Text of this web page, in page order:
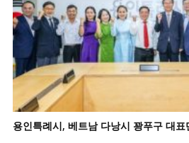
용인특례시, 베트남 다낭시 꽝푸구 대표